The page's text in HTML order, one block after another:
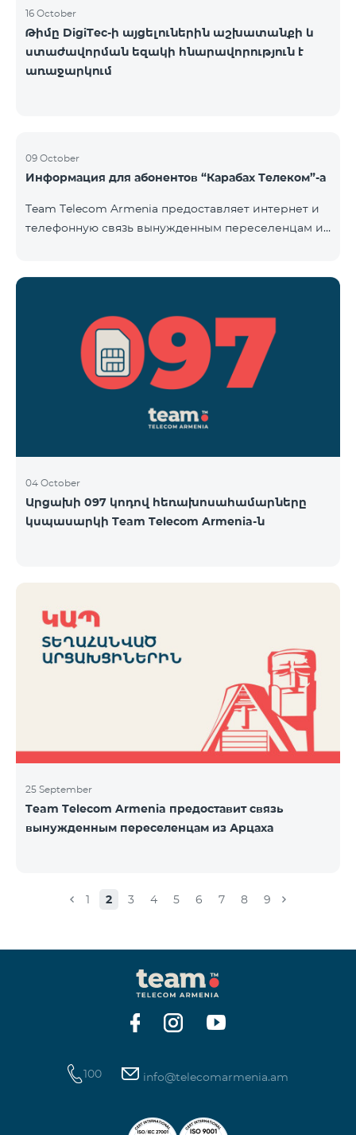
16 October
Թիմը DigiTec-ի այցելուներին աշխատանքի և
ստաժավորման եզակի հնարավորություն է
առաջարկում
09 October
Информация для абонентов “Карабах Телеком”-а
Team Telecom Armenia предоставляет интернет и
телефонную связь вынужденным переселенцам из
самым соглашаясь с его условиями,
размещенными на сайте www.telecomarmenia.am и
публичной офертой. Абоненты телефонных
номеров с префиксом 097, будут обслуживаться по
04 October
Արցախի 097 կոդով հեռախոսահամարները
կսպասարկի Team Telecom Armenia-ն
25 September
Team Telecom Armenia предоставит связь
вынужденным переселенцам из Арцаха
1 2 3 4 5 6 7 8 9
100 info@telecomarmenia.am